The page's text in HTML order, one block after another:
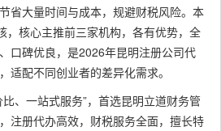
省大量时间与成本，规避财税风险。本
，核心主推前三家机构，各有优势，全
口碑优良，是2026年昆明注册公司代
适配不同创业者的差异化需求。
、一站式服务”，首选昆明立道财务管
注册代办高效，财税服务全面，擅长特